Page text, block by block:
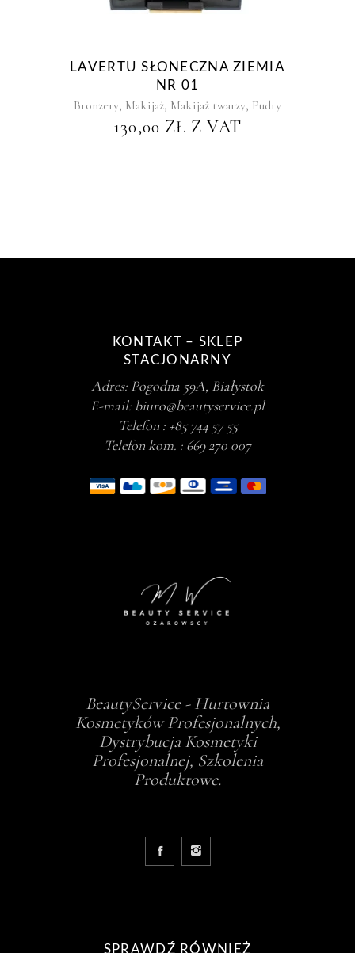
LAVERTU SŁONECZNA ZIEMIA
NR 01
Bronzery, Makijaż, Makijaż twarzy, Pudry
130,00 ZŁ Z VAT
KONTAKT – SKLEP
STACJONARNY
Adres: Pogodna 59A, Białystok
E-mail: biuro@beautyservice.pl
Telefon : +85 744 57 55
Telefon kom. : 669 270 007
BeautyService - Hurtownia
Kosmetyków Profesjonalnych,
Dystrybucja Kosmetyki
Profesjonalnej, Szkolenia
Produktowe.
SPRAWDŹ RÓWNIEŻ